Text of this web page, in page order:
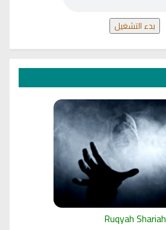
بدء التشغيل
Ruqyah Shariah